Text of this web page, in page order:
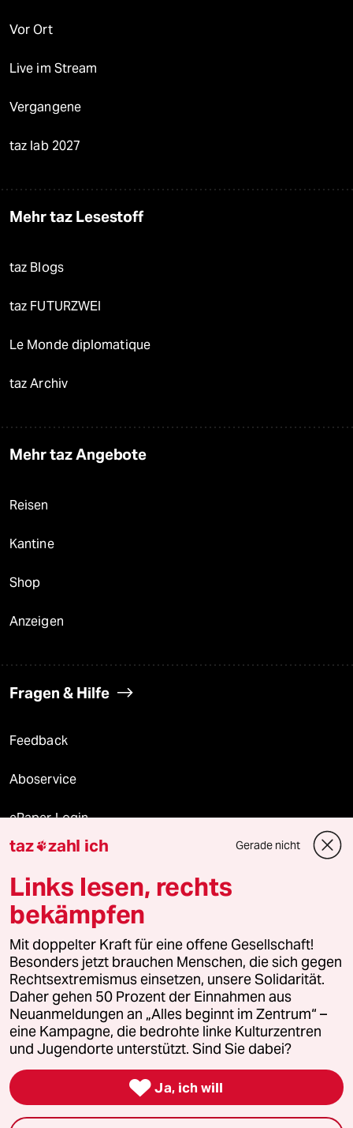
Vor Ort
Live im Stream
Vergangene
taz lab 2027
Mehr taz Lesestoff
taz Blogs
taz FUTURZWEI
Le Monde diplomatique
taz Archiv
Mehr taz Angebote
Reisen
Kantine
Shop
Anzeigen
Fragen & Hilfe
Feedback
Aboservice
ePaper Login
Downloads für Abonnierende
© 2026 taz Verlags und Vertriebs GmbH
Alle Rechte vorbehalten. Bei rechtlichen Fragen oder für Genehmigungen
wenden Sie sich bitte an
lizenzen@taz.de
Feedback Redaktionsstatut Kommune-Richtlinien
Leitlinie Informant Datenschutz Impressum AGB
Seitenwende Einwilligungen widerrufen (Ads)
taz zahl ich Gerade nicht
Links lesen, rechts
bekämpfen
Mit doppelter Kraft für eine offene Gesellschaft!
Besonders jetzt brauchen Menschen, die sich gegen
Rechtsextremismus einsetzen, unsere Solidarität.
Daher gehen 50 Prozent der Einnahmen aus
Neuanmeldungen an „Alles beginnt im Zentrum“ –
eine Kampagne, die bedrohte linke Kulturzentren
und Jugendorte unterstützt. Sind Sie dabei?
 Ja, ich will